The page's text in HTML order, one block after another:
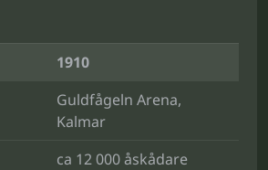
1910
Guldfågeln Arena,
Kalmar
ca 12 000 åskådare